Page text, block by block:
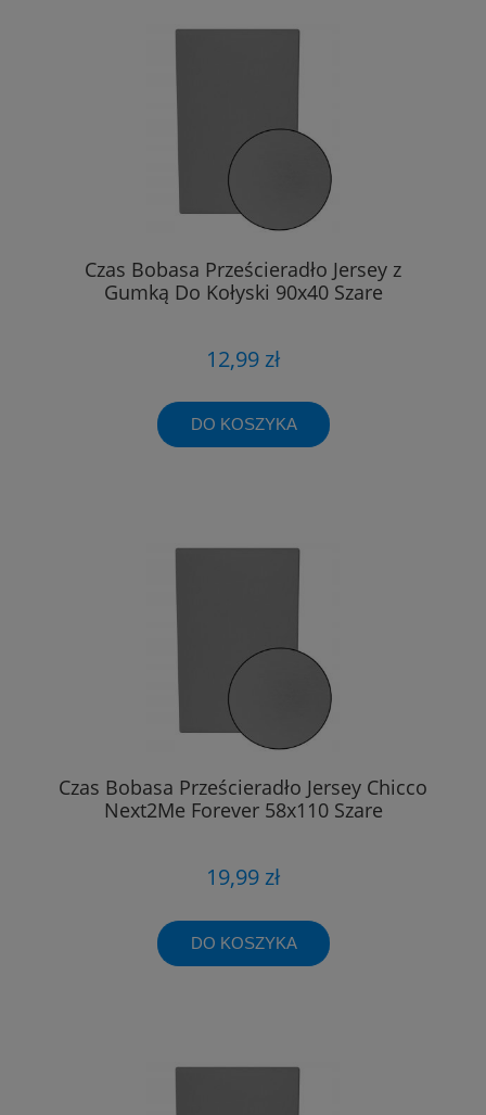
Czas Bobasa Prześcieradło Jersey z
Gumką Do Kołyski 90x40 Szare
12,99 zł
DO KOSZYKA
Czas Bobasa Prześcieradło Jersey Chicco
Next2Me Forever 58x110 Szare
19,99 zł
DO KOSZYKA